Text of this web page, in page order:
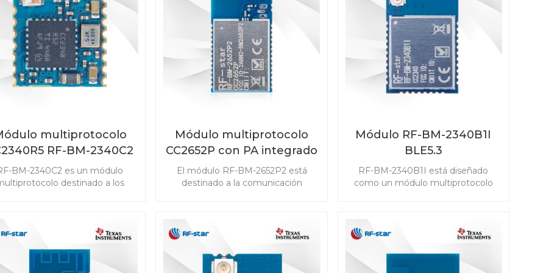
software Bluetooth® 5.3 y
sensibilidad y robustez
de radio, es una solución
automotriz eficiente y de alto
rendimiento.
(PaaK) y sistemas de gestión de
baterías (BMS).
amplia gama de escenarios.
multiprotocolo
RF-BM-2340C2
con tamaño mini
BM-2340C2 es un módulo
destinado a los
también el sistema propietario
3.0 y 2.4GHz. El módulo
con tamaño mini está
diseñado para satisfacer las
Módulo multiprotocolo
CC2652P con PA integrado
RF-BM-2652P2
El módulo RF-BM-2652P2 está
destinado a la comunicación
CC2652P admite Bluetooth 5.1 Low
802.15.4, objetos inteligentes
habilitados para IPv6 (6LoWPAN) y
Módulo RF-BM-2340B1I
BLE5.3
RF-BM-2340B1I está diseñado
como un módulo multiprotocolo
con Bluetooth 5.3 Low Energy,
ZigBee 3.0, SimpleLinkTM TI 15.4-
stack y sistema propietario.